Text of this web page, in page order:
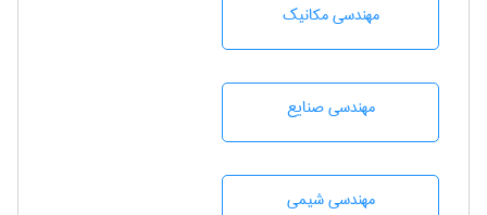
مهندسی مکانیک
مهندسی صنايع
مهندسي شيمی